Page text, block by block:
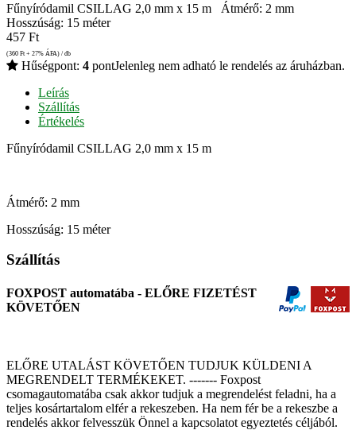
Fűnyíródamil CSILLAG 2,0 mm x 15 m Átmérő: 2 mm
Hosszúság: 15 méter
457 Ft
(360 Ft + 27% ÁFA) / db
Hűségpont: 4 pontJelenleg nem adható le rendelés az áruházban.
Leírás
Szállítás
Értékelés
Fűnyíródamil CSILLAG 2,0 mm x 15 m
Átmérő: 2 mm
Hosszúság: 15 méter
Szállítás
FOXPOST automatába - ELŐRE FIZETÉST
KÖVETŐEN
ELŐRE UTALÁST KÖVETŐEN TUDJUK KÜLDENI A
MEGRENDELT TERMÉKEKET. ------- Foxpost
csomagautomatába csak akkor tudjuk a megrendelést feladni, ha a
teljes kosártartalom elfér a rekeszeben. Ha nem fér be a rekeszbe a
rendelés akkor felvesszük Önnel a kapcsolatot egyeztetés céljából.